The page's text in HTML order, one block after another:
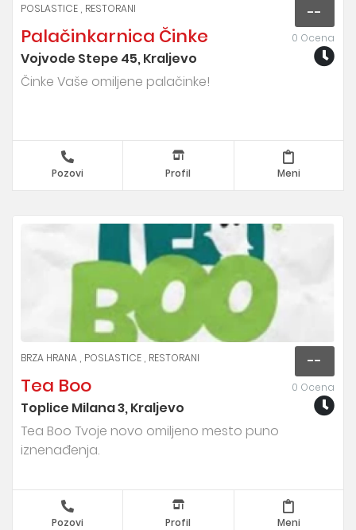
--
0 Ocena
POSLASTICE RESTORANI
Palačinkarnica Činke
Vojvode Stepe 45, Kraljevo
Činke Vaše omiljene palačinke!
Pozovi Profil Meni
--
0 Ocena
BRZA HRANA POSLASTICE RESTORANI
Tea Boo
Toplice Milana 3, Kraljevo
Tea Boo Tvoje novo omiljeno mesto puno
iznenađenja.
Pozovi Profil Meni